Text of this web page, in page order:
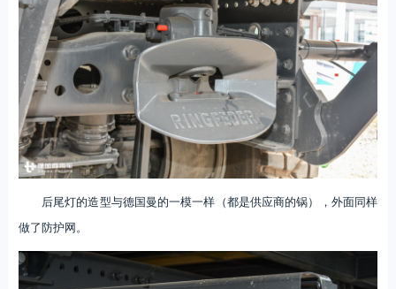
后尾灯的造型与德国曼的一模一样（都是供应商的锅），外面同样
做了防护网。